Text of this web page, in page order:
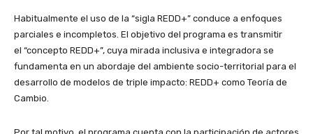
Habitualmente el uso de la “sigla REDD+” conduce a enfoques
parciales e incompletos. El objetivo del programa es transmitir
el “concepto REDD+”, cuya mirada inclusiva e integradora se
fundamenta en un abordaje del ambiente socio-territorial para el
desarrollo de modelos de triple impacto: REDD+ como Teoría de
Cambio.